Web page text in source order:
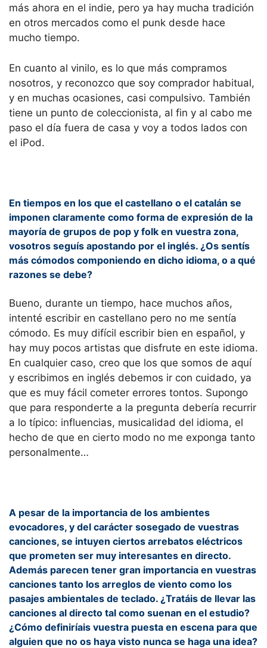
más ahora en el indie, pero ya hay mucha tradición
en otros mercados como el punk desde hace
mucho tiempo.
En cuanto al vinilo, es lo que más compramos
nosotros, y reconozco que soy comprador habitual,
y en muchas ocasiones, casi compulsivo. También
tiene un punto de coleccionista, al fin y al cabo me
paso el día fuera de casa y voy a todos lados con
el iPod.
En tiempos en los que el castellano o el catalán se
imponen claramente como forma de expresión de la
mayoría de grupos de pop y folk en vuestra zona,
vosotros seguís apostando por el inglés. ¿Os sentís
más cómodos componiendo en dicho idioma, o a qué
razones se debe?
Bueno, durante un tiempo, hace muchos años,
intenté escribir en castellano pero no me sentía
cómodo. Es muy difícil escribir bien en español, y
hay muy pocos artistas que disfrute en este idioma.
En cualquier caso, creo que los que somos de aquí
y escribimos en inglés debemos ir con cuidado, ya
que es muy fácil cometer errores tontos. Supongo
que para responderte a la pregunta debería recurrir
a lo típico: influencias, musicalidad del idioma, el
hecho de que en cierto modo no me exponga tanto
personalmente…
A pesar de la importancia de los ambientes
evocadores, y del carácter sosegado de vuestras
canciones, se intuyen ciertos arrebatos eléctricos
que prometen ser muy interesantes en directo.
Además parecen tener gran importancia en vuestras
canciones tanto los arreglos de viento como los
pasajes ambientales de teclado. ¿Tratáis de llevar las
canciones al directo tal como suenan en el estudio?
¿Cómo definiríais vuestra puesta en escena para que
alguien que no os haya visto nunca se haga una idea?